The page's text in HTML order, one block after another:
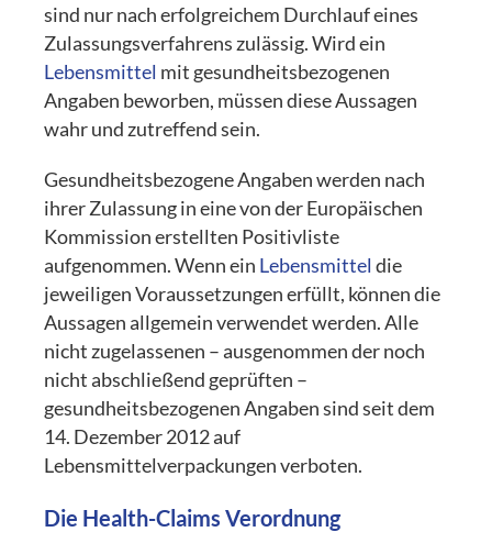
sind nur nach erfolgreichem Durchlauf eines
Zulassungsverfahrens zulässig. Wird ein
Lebensmittel mit gesundheitsbezogenen
Angaben beworben, müssen diese Aussagen
wahr und zutreffend sein.
Gesundheitsbezogene Angaben werden nach
ihrer Zulassung in eine von der Europäischen
Kommission erstellten Positivliste
aufgenommen. Wenn ein Lebensmittel die
jeweiligen Voraussetzungen erfüllt, können die
Aussagen allgemein verwendet werden. Alle
nicht zugelassenen – ausgenommen der noch
nicht abschließend geprüften –
gesundheitsbezogenen Angaben sind seit dem
14. Dezember 2012 auf
Lebensmittelverpackungen verboten.
Die Health-Claims Verordnung